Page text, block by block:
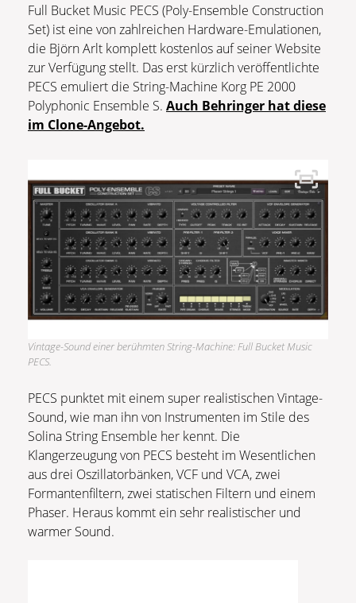
Full Bucket Music PECS (Poly-Ensemble Construction
Set) ist eine von zahlreichen Hardware-Emulationen,
die Björn Arlt komplett kostenlos auf seiner Website
zur Verfügung stellt. Das erst kürzlich veröffentlichte
PECS emuliert die String-Machine Korg PE 2000
Polyphonic Ensemble S. Auch Behringer hat diese
im Clone-Angebot.
Vintage-Sound einer berühmten String-Machine: Full Bucket Music
PECS.
PECS punktet mit einem super realistischen Vintage-
Sound, wie man ihn von Instrumenten im Stile des
Solina String Ensemble her kennt. Die
Klangerzeugung von PECS besteht im Wesentlichen
aus drei Oszillatorbänken, VCF und VCA, zwei
Formantenfiltern, zwei statischen Filtern und einem
Phaser. Heraus kommt ein sehr realistischer und
warmer Sound.